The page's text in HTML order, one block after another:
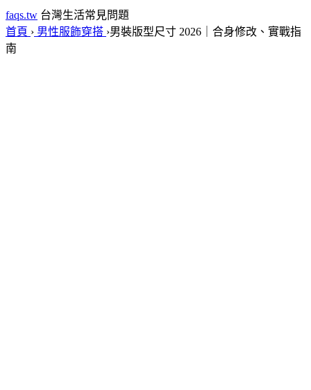
faqs.tw 台灣生活常見問題
首頁 › 男性服飾穿搭 ›男裝版型尺寸 2026｜合身修改、實戰指
南